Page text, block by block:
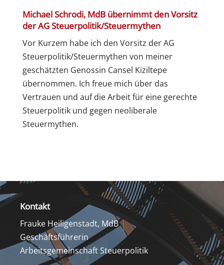
Michael Schrodi, MdB übernimmt den Vorsitz
der AG Steuerpolitik/Steuermythen
Vor Kurzem habe ich den Vorsitz der AG
Steuerpolitik/Steuermythen von meiner
geschätzten Genossin Cansel Kiziltepe
übernommen. Ich freue mich über das
Vertrauen und auf die Arbeit für eine gerechte
Steuerpolitik und gegen neoliberale
Steuermythen.
Kontakt
Frauke Heiligenstadt, MdB
Geschäftsführerin
Arbeitsgemeinschaft Steuerpolitik